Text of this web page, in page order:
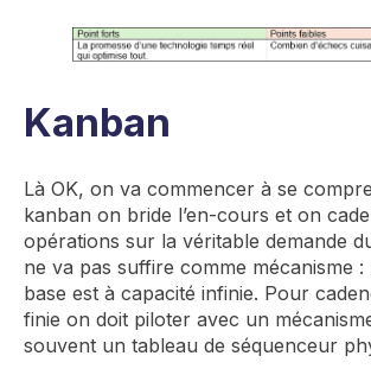
Kanban
Là OK, on va commencer à se
kanban on bride l’en-cours et on
opérations sur la véritable demande
ne va pas suffire comme mécanisme
base est à capacité infinie. Pour
finie on doit piloter avec un
souvent un tableau de séquenceur